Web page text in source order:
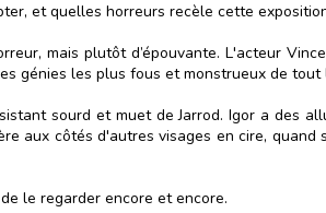
et quelles horreurs recèle cette
mais plutôt d’épouvante. L'acteur
génies les plus fous et monstrueux de tout
sourd et muet de Jarrod. Igor a des
aux côtés d'autres visages en cire,
le regarder encore et encore.